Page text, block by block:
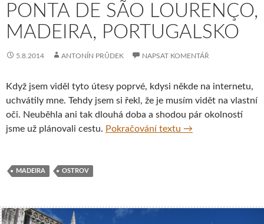
PONTA DE SÃO LOURENÇO,
MADEIRA, PORTUGALSKO
5.8.2014 ANTONÍN PRŮDEK NAPSAT KOMENTÁŘ
Když jsem viděl tyto útesy poprvé, kdysi někde na internetu,
uchvátily mne. Tehdy jsem si řekl, že je musím vidět na vlastní
oči. Neuběhla ani tak dlouhá doba a shodou pár okolností
jsme už plánovali cestu. Pokračování textu Ponta de São
→
MADEIRA OSTROV